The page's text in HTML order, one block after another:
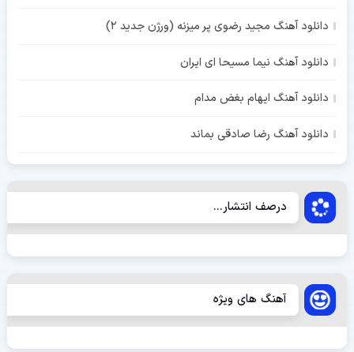
دانلود آهنگ مجید رضوی پر میزنه (ورژن جدید 2)
دانلود آهنگ نیما مسیحا ای ایران
دانلود آهنگ ایهام بغض مدام
دانلود آهنگ رضا صادقی بماند
درصف انتشار...
آهنگ های ویژه